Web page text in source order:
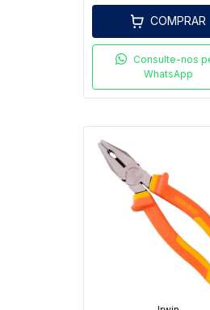
COMPRAR
Consulte-nos
WhatsApp